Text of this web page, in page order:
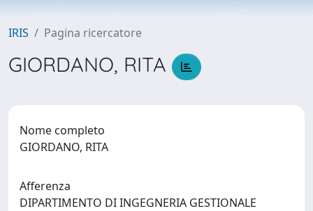
IRIS Pagina ricercatore
GIORDANO, RITA
Nome completo
GIORDANO, RITA
Afferenza
DIPARTIMENTO DI INGEGNERIA GESTIONALE